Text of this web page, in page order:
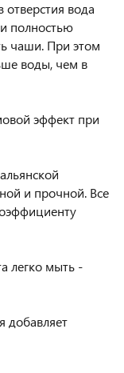
вода
полностью
чаши. При этом
воды, чем в
эффект при
и прочной. Все
легко мыть -
добавляет